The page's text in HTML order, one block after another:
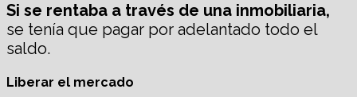
Si se rentaba a través de una inmobiliaria,
se tenía que pagar por adelantado todo el
saldo.
Liberar el mercado